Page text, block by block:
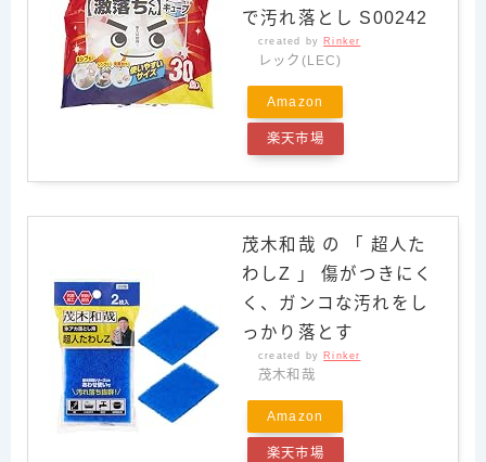
で汚れ落とし S00242
created by Rinker
レック(LEC)
Amazon
楽天市場
茂木和哉 の 「 超人た
わしZ 」 傷がつきにく
く、ガンコな汚れをし
っかり落とす
created by Rinker
茂木和哉
Amazon
楽天市場